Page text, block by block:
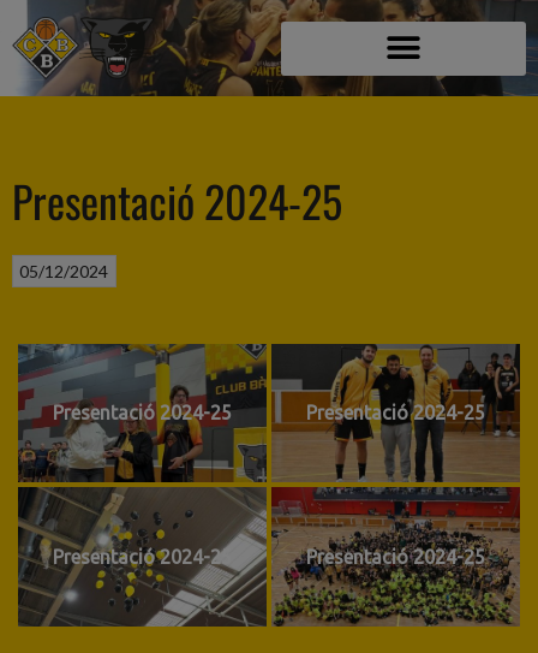
Presentació 2024-25
05/12/2024
Presentació 2024-25 Presentació 2024-25
Presentació 2024-25 Presentació 2024-25